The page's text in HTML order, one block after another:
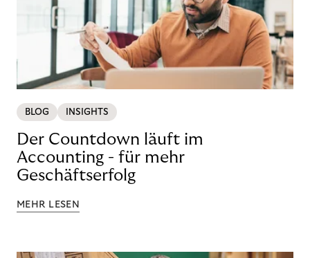
BLOG INSIGHTS
Der Countdown läuft im
Accounting - für mehr
Geschäftserfolg
MEHR LESEN